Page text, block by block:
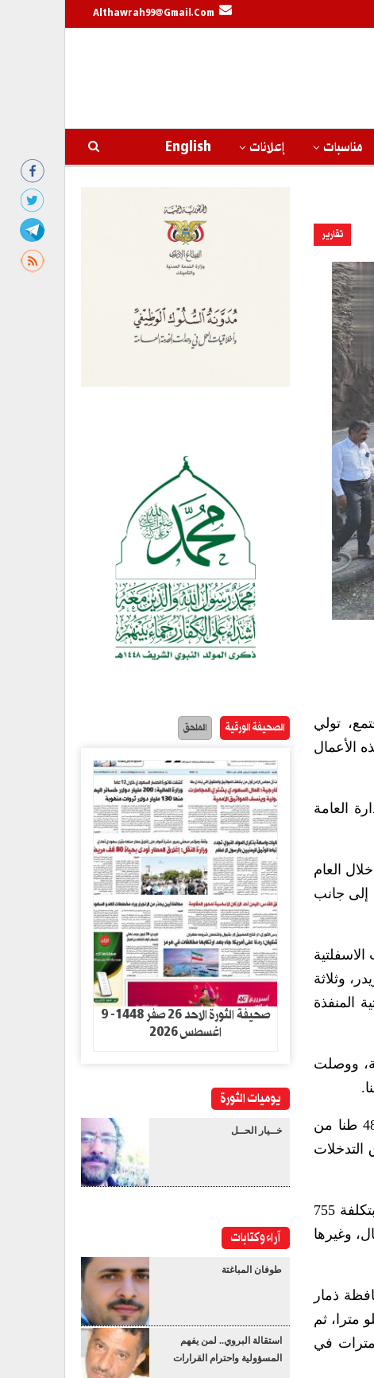
Althawrah99@gmail.com
مناسبات إعلانات English
تقارير
تولي
الأعمال
العامة
العام
الاسفلتية 97 ألفا و206 مترا مربعا، إلى جانب
الطبقات الاسفلتية
بالجريدر، وثلاثة
الخلطة الاسفلتية المنفذة
مترا طوليا وبمساحة 13 ألفا و208 أمتار مربعة، ووصلت
وتعكس كميات المواد المستخدمة في أعمال الصيانة والترميم خلال العام 2025م والتي بلغت 48 ألفا و480 طنا من
التدخلات
ومن ضمن الطرق التي شملتها الصيانة خلال 2025م، طريق “مدينة الشرق- باجل” بطول 97 كيلو مترا، وبتكلفة 755
بطول 100 كيلو متر، وبتكلفة 220 مليونا و381 ألف ريال، وغيرها
محافظة.. مبينا أن محافظة ذمار
حيث أطوال الطرق المصانة والتي بلغت 668 كيلو مترا، تليها الحديدة بـ 638 كيلو مترا، ثم
بطول 380 كيلو مترا، و310 كيلو مترات في إب، و306 كيلو مترات في
الصحيفة الورقية الملحق
صحيفة الثورة الاحد 26 صفر 1448- 9
اغسطس 2026
يوميات الثورة
خــيار الحــل
آراء وكتابات
طوفان المباغتة
استقالة البروي.. لمن يفهم
المسؤولية واحترام القرارات